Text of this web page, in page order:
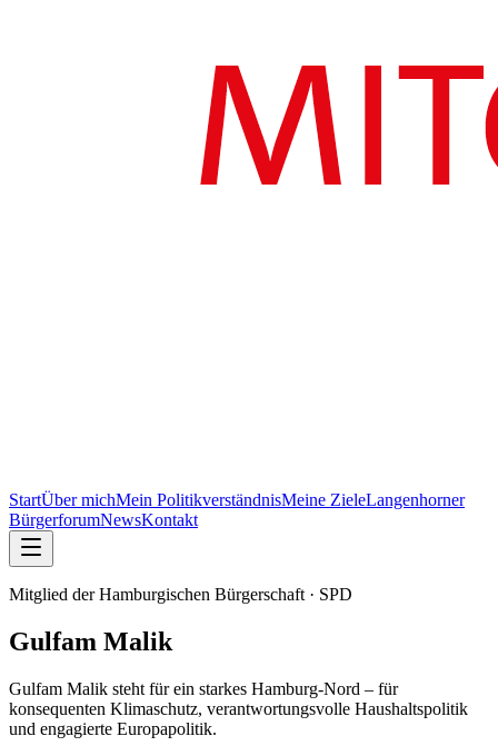
StartÜber michMein PolitikverständnisMeine ZieleLangenhorner
BürgerforumNewsKontakt
Mitglied der Hamburgischen Bürgerschaft · SPD
Gulfam Malik
Gulfam Malik steht für ein starkes Hamburg-Nord – für
konsequenten Klimaschutz, verantwortungsvolle Haushaltspolitik
und engagierte Europapolitik.